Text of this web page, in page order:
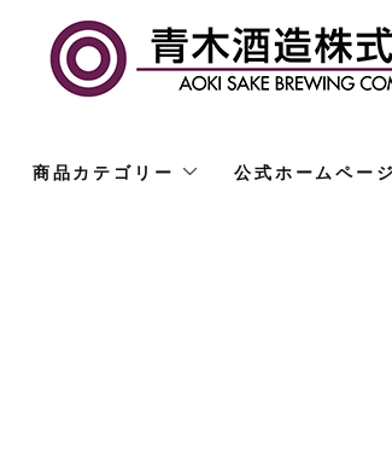
商品カテゴリー 公式ホームページ